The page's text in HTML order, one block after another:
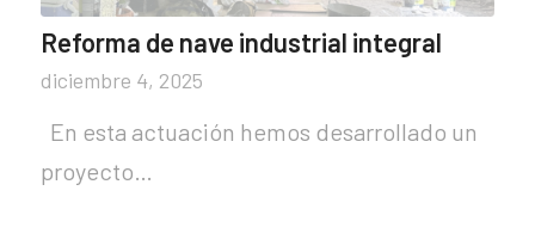
Reforma de nave industrial integral
diciembre 4, 2025
En esta actuación hemos desarrollado un
proyecto…